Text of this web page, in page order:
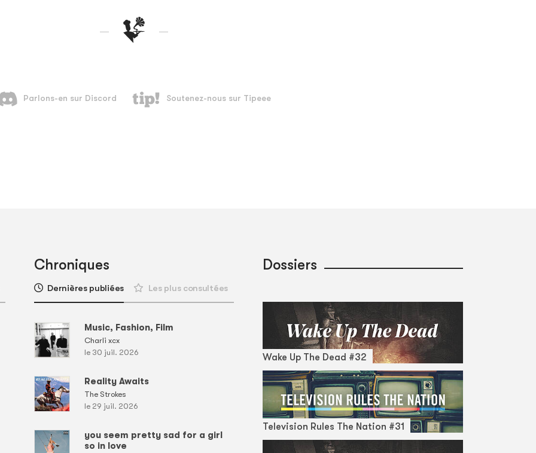
Chroniques
Dernières publiées Les plus consultées
Music, Fashion, Film
Charli xcx
le 30 juil. 2026
Reality Awaits
The Strokes
le 29 juil. 2026
you seem pretty sad for a girl
so in love
Dossiers
Wake Up The Dead #32
Television Rules The Nation #31